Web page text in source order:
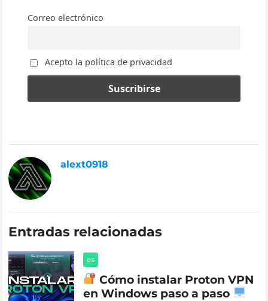
Correo electrónico
Acepto la política de privacidad
alext0918
Entradas relacionadas
es
Cómo instalar Proton VPN
en Windows paso a paso